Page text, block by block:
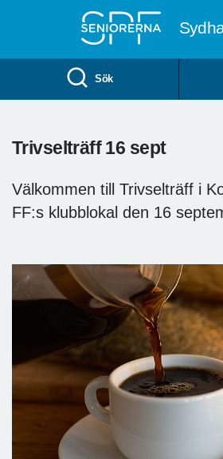
Sök
Trivselträff 16 sept
Välkommen till Trivselträff i
FF:s klubblokal den 16